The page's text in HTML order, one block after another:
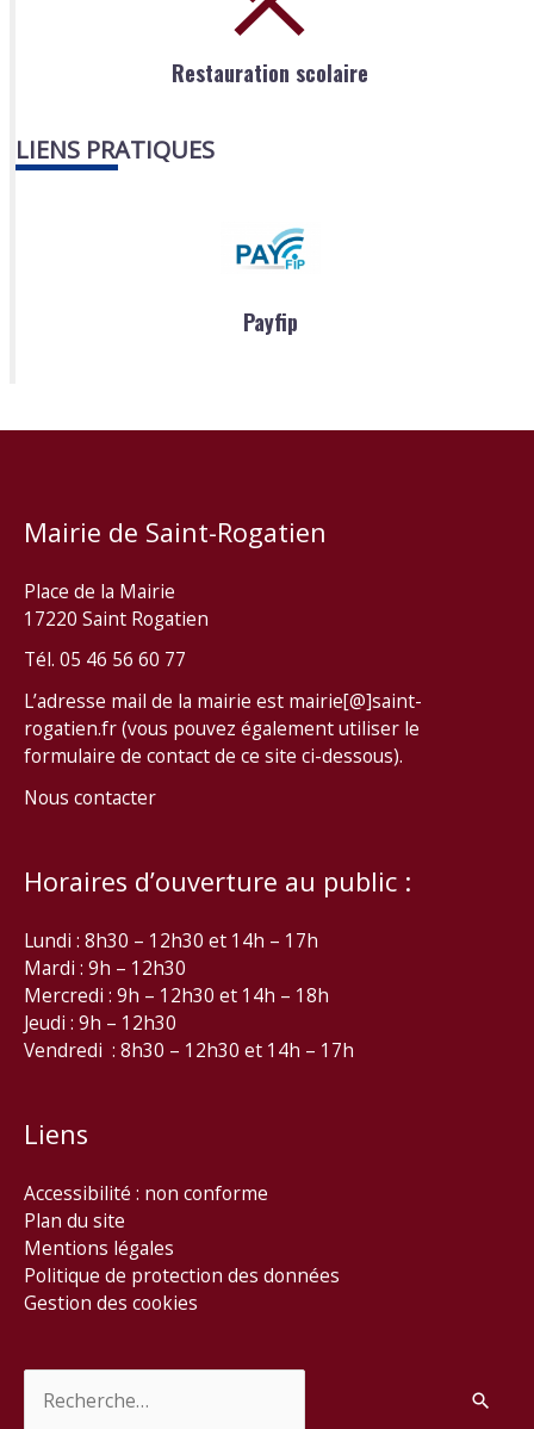
Restauration scolaire
LIENS PRATIQUES
Payfip
Mairie de Saint-Rogatien
Place de la Mairie
17220 Saint Rogatien
Tél. 05 46 56 60 77
L’adresse mail de la mairie est mairie[@]saint-
rogatien.fr (vous pouvez également utiliser le
formulaire de contact de ce site ci-dessous).
Nous contacter
Horaires d’ouverture au public :
Lundi : 8h30 – 12h30 et 14h – 17h
Mardi : 9h – 12h30
Mercredi : 9h – 12h30 et 14h – 18h
Jeudi : 9h – 12h30
Vendredi : 8h30 – 12h30 et 14h – 17h
Liens
Accessibilité : non conforme
Plan du site
Mentions légales
Politique de protection des données
Gestion des cookies